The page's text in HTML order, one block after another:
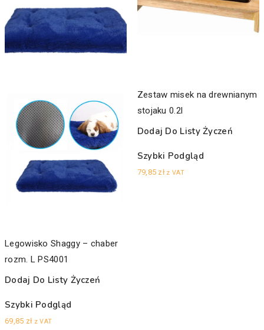
Legowisko Shaggy – chaber
rozm. L PS4001
Dodaj Do Listy Życzeń
Szybki Podgląd
69,85 zł z VAT
Zestaw misek na drewnianym
stojaku 0.2l
Dodaj Do Listy Życzeń
Szybki Podgląd
79,85 zł z VAT